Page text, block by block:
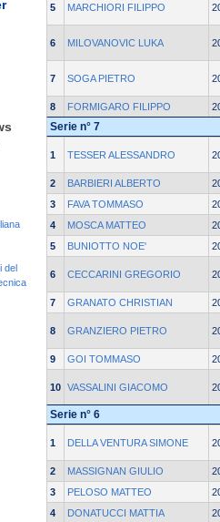
5 MARCHIORI FILIPPO
6 MILOVANOVIC LUKA
7 SOGA PIETRO
8 FORMIGARO FILIPPO
Serie n° 7
1 TESSER ALESSANDRO
2 BARBIERI ALBERTO
3
FAVA TOMMASO
4
MOSCA MATTEO
5
BUNIOTTO NOE'
6 CECCARINI GREGORIO
7 GRANATO CHRISTIAN
8 GRANZIERO PIETRO
9 GOI TOMMASO
10 VASSALINI GIACOMO
Serie n° 6
1 DELLA VENTURA SIMONE
2 MASSIGNAN GIULIO
3
PELOSO MATTEO
4
DONATUCCI MATTIA